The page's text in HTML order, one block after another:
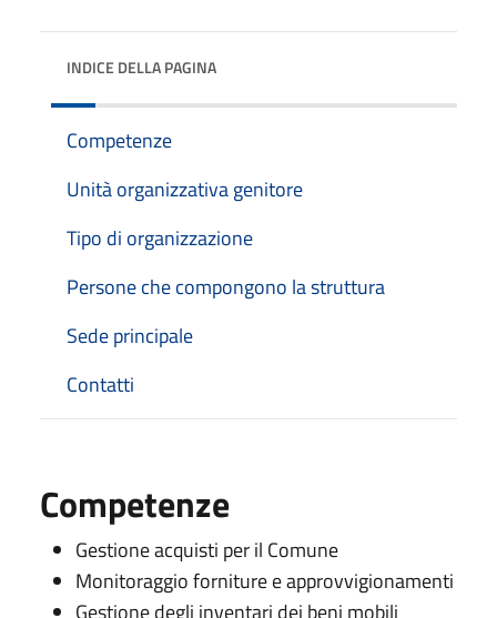
INDICE DELLA PAGINA
Competenze
Unità organizzativa genitore
Tipo di organizzazione
Persone che compongono la struttura
Sede principale
Contatti
Competenze
Gestione acquisti per il Comune
Monitoraggio forniture e approvvigionamenti
Gestione degli inventari dei beni mobili